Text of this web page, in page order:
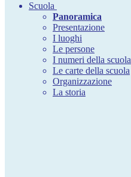
Scuola
Panoramica
Presentazione
I luoghi
Le persone
I numeri della scuola
Le carte della scuola
Organizzazione
La storia